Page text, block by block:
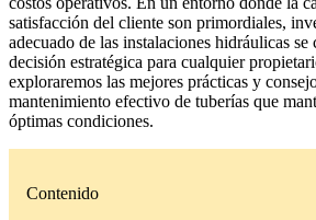
satisfacción del cliente son primordiales,
adecuado de las instalaciones hidráulicas se
decisión estratégica para cualquier
exploraremos las mejores prácticas y
mantenimiento efectivo de tuberías que
óptimas condiciones.
Contenido